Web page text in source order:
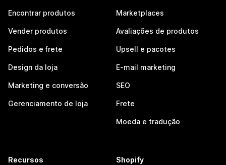
Encontrar produtos
Vender produtos
Pedidos e frete
Design da loja
Marketing e conversão
Gerenciamento de loja
Marketplaces
Avaliações de produtos
Upsell e pacotes
E-mail marketing
SEO
Frete
Moeda e tradução
Recursos Shopify